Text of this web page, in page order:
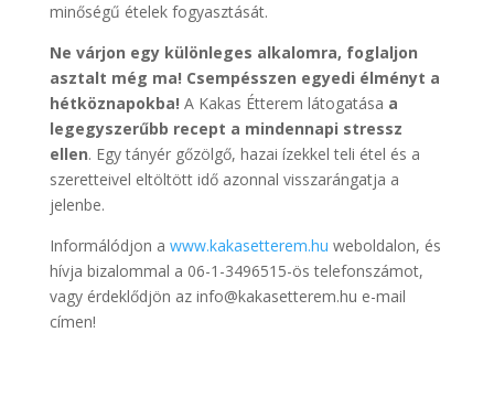
minőségű ételek fogyasztását.
Ne várjon egy különleges alkalomra, foglaljon
asztalt még ma! Csempésszen egyedi élményt a
hétköznapokba! A Kakas Étterem látogatása a
legegyszerűbb recept a mindennapi stressz
ellen. Egy tányér gőzölgő, hazai ízekkel teli étel és a
szeretteivel eltöltött idő azonnal visszarángatja a
jelenbe.
Informálódjon a www.kakasetterem.hu weboldalon, és
hívja bizalommal a 06-1-3496515-ös telefonszámot,
vagy érdeklődjön az info@kakasetterem.hu e-mail
címen!